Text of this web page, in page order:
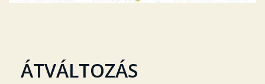
ÁTVÁLTOZÁS